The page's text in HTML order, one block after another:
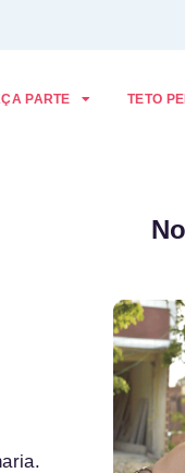
PARTE TETO